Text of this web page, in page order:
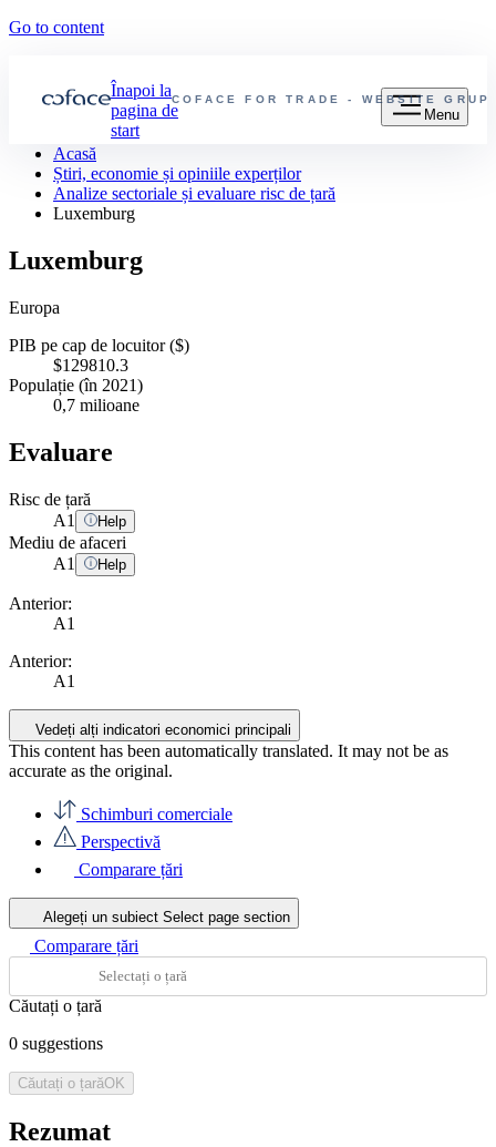
Go to content
COFACE FOR TRADE - WEBSITE GRUP
Înapoi la
pagina de
start
Menu
Acasă
Știri, economie și opiniile experților
Analize sectoriale și evaluare risc de țară
Luxemburg
Luxemburg
Europa
PIB pe cap de locuitor ($)
$129810.3
Populație (în 2021)
0,7 milioane
Evaluare
Risc de țară
A1 Help
Mediu de afaceri
A1 Help
Anterior:
A1
Anterior:
A1
Vedeți alți indicatori economici principali
This content has been automatically translated. It may not be as
accurate as the original.
Schimburi comerciale
Perspectivă
Comparare țări
Alegeți un subiect Select page section
Comparare țări
Căutați o țară
0 suggestions
Căutați o țarăOK
Rezumat